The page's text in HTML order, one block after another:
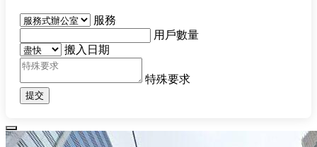
服務
用戶數量
搬入日期
特殊要求
提交